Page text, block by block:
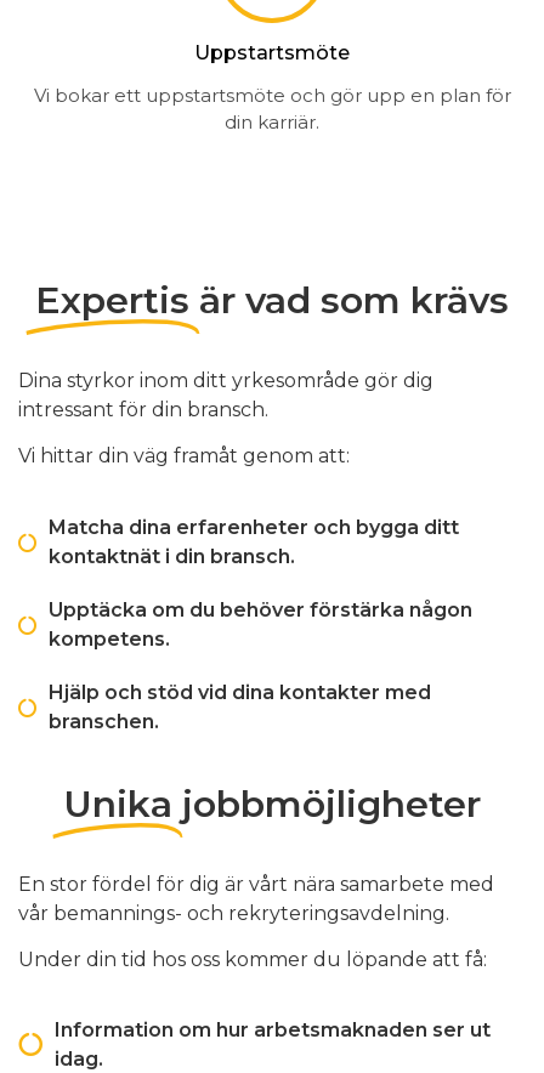
Uppstartsmöte
Vi bokar ett uppstartsmöte och gör upp en plan för
din karriär.
Expertis är vad som krävs
Dina styrkor inom ditt yrkesområde gör dig
intressant för din bransch.
Vi hittar din väg framåt genom att:
Matcha dina erfarenheter och bygga ditt
kontaktnät i din bransch.
Upptäcka om du behöver förstärka någon
kompetens.
Hjälp och stöd vid dina kontakter med
branschen.
Unika jobbmöjligheter
En stor fördel för dig är vårt nära samarbete med
vår bemannings- och rekryteringsavdelning.
Under din tid hos oss kommer du löpande att få:
Information om hur arbetsmaknaden ser ut
idag.